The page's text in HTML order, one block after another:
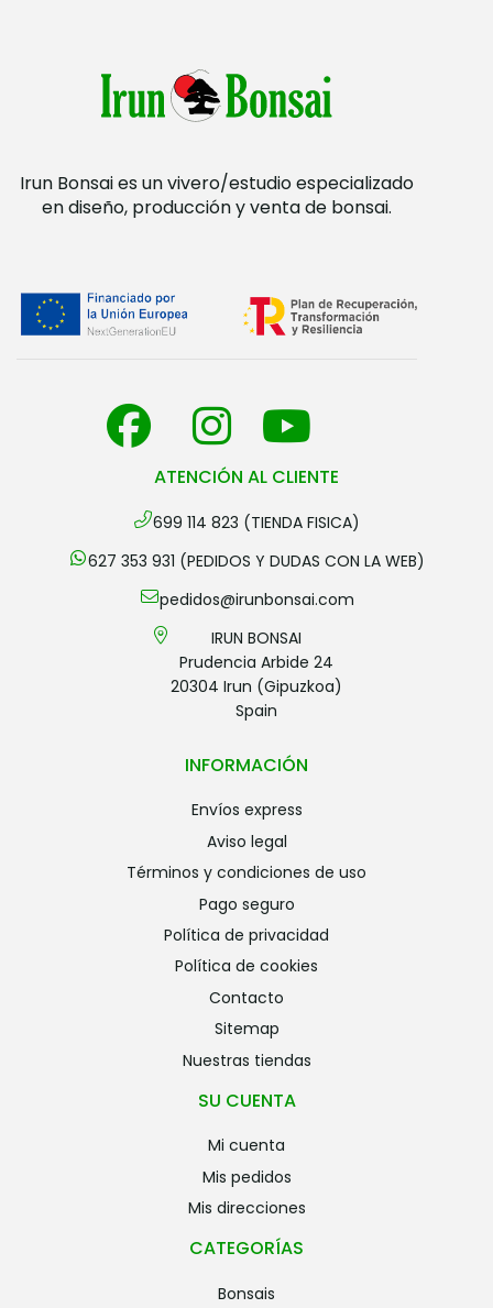
Irun Bonsai es un vivero/estudio especializado
en diseño, producción y venta de bonsai.
ATENCIÓN AL CLIENTE
699 114 823 (TIENDA FISICA)
627 353 931 (PEDIDOS Y DUDAS CON LA WEB)
pedidos@irunbonsai.com
IRUN BONSAI
Prudencia Arbide 24
20304 Irun (Gipuzkoa)
Spain
INFORMACIÓN
envíos express
aviso legal
términos y condiciones de uso
pago seguro
política de privacidad
política de cookies
contacto
sitemap
nuestras tiendas
SU CUENTA
mi cuenta
mis pedidos
mis direcciones
CATEGORÍAS
bonsais